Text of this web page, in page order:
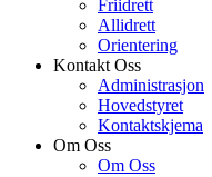
Friidrett
Allidrett
Orientering
Kontakt Oss
Administrasjon
Hovedstyret
Kontaktskjema
Om Oss
Om Oss